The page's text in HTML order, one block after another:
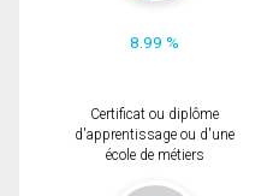
8.99 %
Certificat ou diplôme
d'apprentissage ou d'une
école de métiers